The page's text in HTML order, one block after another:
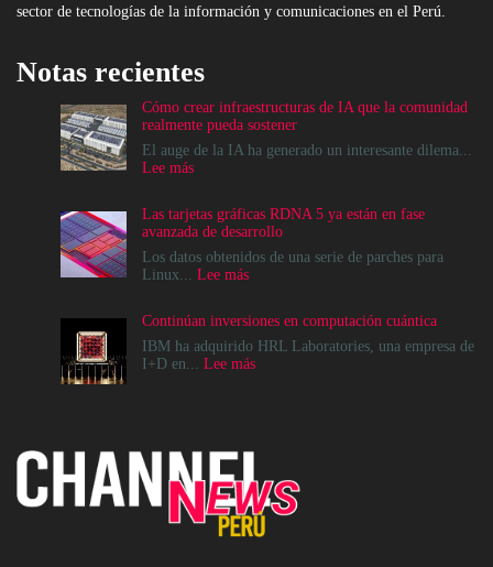
sector de tecnologías de la información y comunicaciones en el Perú.
Notas recientes
Cómo crear infraestructuras de IA que la comunidad
realmente pueda sostener
El auge de la IA ha generado un interesante dilema...
Lee más:
infraestructuras
de
IA
que
realmente
pueda
sostener
Las tarjetas gráficas RDNA 5 ya están en fase
avanzada de desarrollo
Los datos obtenidos de una serie de parches para
Linux... Lee más:
gráficas
RDNA
5
avanzada
desarrollo
Continúan inversiones en computación cuántica
IBM ha adquirido HRL Laboratories, una empresa de
I+D en... Lee más: